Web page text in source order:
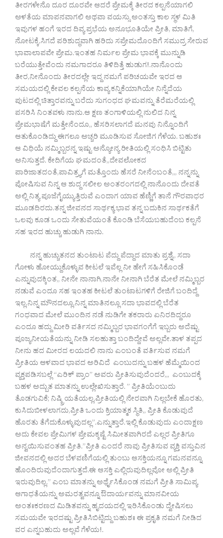
ತೀರಗಳೇನೊ ದೂರ ದೂರವೇ ಆದರೆ ಪ್ರೇಮಕ್ಕೆ ತೀರದ ಕಲ್ಪನೆಯಾಗಲಿ
ಅಳತೆಯ ಮಾಪನವಾಗಲಿ ಅಥವಾ ವಯಸ್ಸು ಅಂತಸ್ತು ಕಾಲ‌ ಸ್ಥಳ‌ ಮಿತಿ‌
ಇವುಗಳ ಹಂಗೆ ಇರದ ದಿವ್ಯ ಪ್ರಭೆಯ ಅನೂಭೂತಿಯೇ ಪ್ರೀತಿ, ಮಾತಿಗೆ,
ನೋಟಕ್ಕೆ,ಸಿಗದೆ‌ ಪರಿಶುದ್ಧವಾಗಿ ಹರಿದು ಸಪ್ರೇಮದೊಂದಿಗೆ ಸಮುದ್ರ ಸೇರುವ
ಭಾವಾಲಾಪವೇ ಪ್ರೇಮ.ಇಂತಹ ನಿರ್ಮಲ ಪ್ರೇಮ ಭಾವಕ್ಕೆ ಮುನ್ನುಡಿ
ಬರೆಯುತ್ತೇವೆಂದು ನಮಗಾದರೂ ತಿಳಿದಿತ್ತೆ ಹುಡುಗ!.ನಾನೊಂದು
ತೀರ,ನೀನೊಂದು ತೀರದಲ್ಲೇ ಇದ್ದ ನಮಗೆ ಪರಿಚಯವೇ ಇರದ ಆ
ಸಮಯದಲ್ಲಿ ಕೇವಲ ಕಲ್ಪನೆಯ ಕಾವ್ಯ ಕನ್ನಿಕೆಯಾಗಿಯೇ‌ ನಿನ್ನೆದೆಯ
ಪುಟದಲ್ಲಿ‌ ಚಿತ್ತಾರವನ್ನು ಬರೆದು ಸುಗಂಧದ ಘಮವನ್ನು ತೆರೆಮರೆಯಲ್ಲಿ
ಪಸರಿಸಿ ನಿಂತವಳು ನಾನು.ಆ ಕ್ಷಣ ತಂಗಾಳಿಯಲ್ಲಿ ನುಲಿದ ನಿನ್ನ
ಪ್ರೇಮಭಾಷೆಗೆ ಮತ್ತೇನೆಂದೂ,, ಹೆಸರಿಸಲಾಗದೆ ಮನವು ನಿನ್ನೊಂದಿಗೆ
ಆತುಕೊಂಡಿದ್ದು ಈಗಲೂ ಅಚ್ಚರಿ ಮೂಡಿಸುವ ಸೋಜಿಗ ಗೆಳೆಯ. ಬಹುಶಃ
ಆ ವಿಧಿಯೆ ನಮ್ಮಿಬ್ಬರನ್ನ ಇಷ್ಟು ಅನ್ಯೋನ್ಯ ರೀತಿಯಲ್ಲಿ ಸಂಧಿಸಿ ಬಿಟ್ಟಿತು
ಅನಿಸುತ್ತದೆ. ಕೇದಿಗೆಯ ಘಮದಂತೆ,,ದೇವಲೋಕದ
ಪಾರಿಜಾತದಂತೆ,ಪಾವಿತ್ರ್ಯಗೆ ಮತ್ತೊಂದು ಹೆಸರೆ ನೀನೆಂಬಂತೆ,,, ನನ್ನನ್ನು
ಪೋಷಿಸುವ ನಿನ್ನ ಆ ಶುದ್ದ ಸಲೀಲ ಅಂತರಂಗದಲ್ಲಿ ನಾನೊಂದು ದೇವತೆ‌
ಅಲ್ಲಿ ನಿತ್ಯ ಪೂಜೆಗೈಯ್ಯುತ್ತಿರುವೆ ಎಂದಾಗ‌ ಯಾವ ಹೆಣ್ಣಿಗೆ ತಾನೆ ಗೌರವಾಧರ
ಮೂಡದಿರದು.ತನ್ನ ಜೀವನದ ಸಾರ್ಥಕ್ಯ ಭಾವ ತನ್ನ ಬದುಕಿನ ಸಾರ್ಥಕತೆಗೆ
ಒಲವು ಕೂಡ ಒಂದು ಸೇತುವೆಯಂತೆ‌ ಕೊಂಡಿ ಬೆಸೆಯಬಹುದೆಂಬ ಕಲ್ಪನೆ
ಸಹ ಇರದ ಹುಚ್ಚು ಹುಡುಗಿ ನಾನು.
ನನ್ನ ಹುಚ್ಚುತನದ ತುಂಟಾಟ ಪೆದ್ದು ಪೆದ್ದಾದ ಮಾತು ಪ್ರಶ್ನೆ,, ಸದಾ
ಗೋಳು ಹೋಯ್ದುಕೊಳ್ಳುವ ಕೀಟಲೆ ಇವೆಲ್ಲ ನೀ ಹೇಗೆ ಸಹಿಸಿಕೊಂಡೆ
ಎನ್ನುವುದಕ್ಕಿಂತ,, ನೀನೇ ನಾನಾಗಿ,ನಾನೇ ನೀನಾಗಿ ಬೆರೆತ ಮೇಲೆ ನಮ್ಮಿಬ್ಬರ
ನಡುವೆ ಎಂದೂ ಸಹ ಇಂತಹ ಕೀಟಲೆ ತುಂಟಾಟಗಳಿಗೆ ರೇಜಿಗೆ ಬಂದಿದ್ದೆ
ಇಲ್ಲ.ನಿನ್ನ ಮೌನದಲ್ಲೂ,ನಿನ್ನ ಮಾತಿನಲ್ಲೂ ಸದಾ ಭಾವದಲ್ಲಿ ಬೆರೆತ
ಗಂಧವಾದ ಮೇಲೆ ಮುಂದಿನ ನಡೆ ನುಡಿಗೇ ತಕರಾರು ಏನಿರದಿದ್ದರೂ
ಎಂದೂ ಹದ್ದು ಮೀರಿ‌ ವರ್ತಿಸದ ನಮ್ಮಿಬ್ಬರ ಭಾವಗಂಗೆಗೆ ಇಬ್ಬರು ಅದೆಷ್ಟು
ಪೂಜ್ಯನೀಯತೆಯನ್ನು ನೀಡಿ ಸಲಹುತ್ತಾ ಬಂದಿದ್ದೇವೆ ಅಲ್ಲವೇ.ತಾಳ ತಪ್ಪದ
ನೀನು ಹದ ಮೀರದ ಲಯ‌ದಲಿ ನಾನು ಎಂಬಂತೆ ವರ್ತಿಸುವ ನಮಗೆ
ಪ್ರೀತಿಯ ಆಳವಾದ ಭಾವದ ಅರಿವಿದೆ ಎಂಬುದನ್ನು ಬಹಳ ಹೆಮ್ಮೆಯಿಂದ
ವ್ಯಕ್ತಪಡಿಸಬಲ್ಲೆ “ಎರಿಕ್ ಪ್ರಾಂ” ಅವರು ಪ್ರೀತಿಸುವುದೆಂದರೆ,,, ಎಂಬುದಕ್ಕೆ
ಬಹಳ ಅದ್ಬುತ ಮಾತನ್ನು ಉಲ್ಲೇಖಿಸುತ್ತಾರೆ. ” ಪ್ರೀತಿಯೆಂಬುದು
ತೊಡಗುವಿಕೆ; ನಿಷ್ಕ್ರಿಯತೆಯಲ್ಲ,ಪ್ರೀತಿಯಲ್ಲಿ ನೇರವಾಗಿ ನಿಲ್ಲಬೇಕೆ ಹೊರತು,
ಕುಸಿದುಬೀಳಲಾಗದು,ಪ್ರೀತಿ ಒಂದು ‌ಕ್ರಿಯಾತ್ಮಕ ಸ್ಥಿತಿ,, ಪ್ರೀತಿ ಕೊಡುವುದೆ
ಹೊರತು ತೆಗೆದುಕೊಳ್ಳುವುದಲ್ಲ”.ಎನ್ನುತ್ತಾರೆ.ಇಲ್ಲಿ ಕೊಡುವುದು ಎಂದಾಕ್ಷಣ
ಅದು ಕೇವಲ ಪ್ರೇಮಿಗಳ ಪ್ರೇಮಕ್ಕಷ್ಟೆ ಸಿಮೀತವಾಗಿರದೆ ಎಲ್ಲರ ಪ್ರೀತಿಗೂ
ಅನ್ವಯಿಸುವಂತಹ ಪ್ರೀತಿ.”ಪ್ರೀತಿ ಎಂದರೆ ನಾವು ಪ್ರೀತಿಸುವ ವ್ಯಕ್ತಿ ವಸ್ತುವಿನ
ಜೀವನದಲ್ಲಿ ಅದರ ಬೆಳವಣಿಗೆಯಲ್ಲಿ ತುಂಬು ಆಸಕ್ತಿಯನ್ನೂ ಗಮನವನ್ನೂ
ಹೊಂದಿರುವುದೆಂದಾಗುತ್ತದೆ.ಈ ಆಸಕ್ತಿ ಎಲ್ಲಿರುವುದಿಲ್ಲವೋ ಅಲ್ಲಿ ಪ್ರೀತಿ
ಇರುವುದಿಲ್ಲ.” ಎಂಬ ಮಾತನ್ನು ಅರ್ಥೈಸಿಕೊಂಡ ನಮಗೆ ಪ್ರೀತಿ ಸಾಮಿಪ್ಯ
ಆಗಾಧತೆಯನ್ನು ಅಮರತ್ವವನ್ನೂ ಔದಾರ್ಯವನ್ನು ಮಾನವೀಯ
ಅಂತಃಕರಣದ ಮಿಡಿತವನ್ನು ಹೃದಯದಲ್ಲಿ ಇರಿಸಿಕೊಂಡು ದ್ವೇಷಿಸಲು
ಸಮಯವೇ ಇರದಷ್ಟು ಪ್ರೀತಿಸಿಬಿಟ್ಟಿದ್ದು ಬಹುಶಃ ಈ ಪ್ರಕೃತಿ ನಮಗೆ ನೀಡಿದ
ವರ ಎನ್ನಬಹುದು ಅಲ್ಲವೆ ಗೆಳೆಯ!.